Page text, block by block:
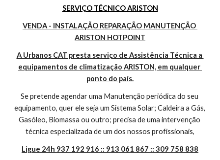
SERVIÇO TÉCNICO ARISTON
VENDA - INSTALAÇÃO REPARAÇÃO MANUTENÇÃO
ARISTON HOTPOINT
A Urbanos CAT presta serviço de Assistência Técnica a
equipamentos de climatização ARISTON, em qualquer
ponto do país.
Se pretende agendar uma Manutenção periódica do seu
equipamento, quer ele seja um Sistema Solar; Caldeira a Gás,
Gasóleo, Biomassa ou outro; precisa de uma intervenção
técnica especializada de um dos nossos profissionais,
Ligue 24h 937 192 916 :: 913 061 867 :: 309 758 838